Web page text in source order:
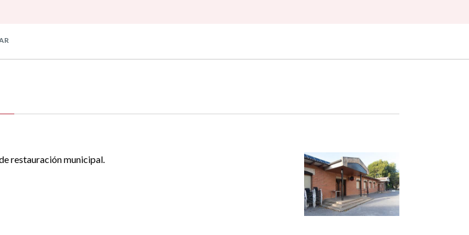
restauración municipal.